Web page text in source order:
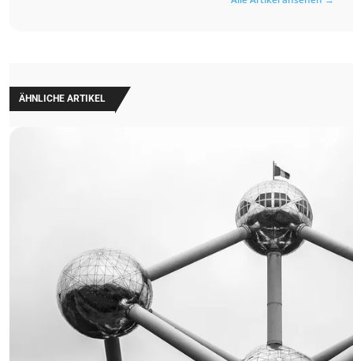
ÄHNLICHE ARTIKEL